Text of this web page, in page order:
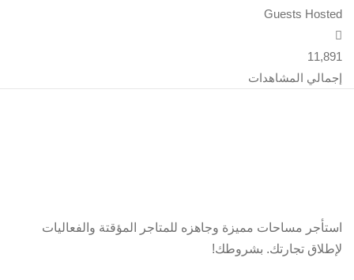
Guests Hosted
11,891
إجمالي المشاهدات
استأجر مساحات مميزة وجاهزه للمتاجر المؤقتة والفعاليات
لإطلاق تجارتك. بشروطك!